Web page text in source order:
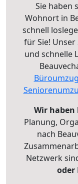
Sie haben
Wohnort in
schnell
für Sie!
und schnelle
Büroumzug
Wir
Planung,
nach
Netzwerk
oder